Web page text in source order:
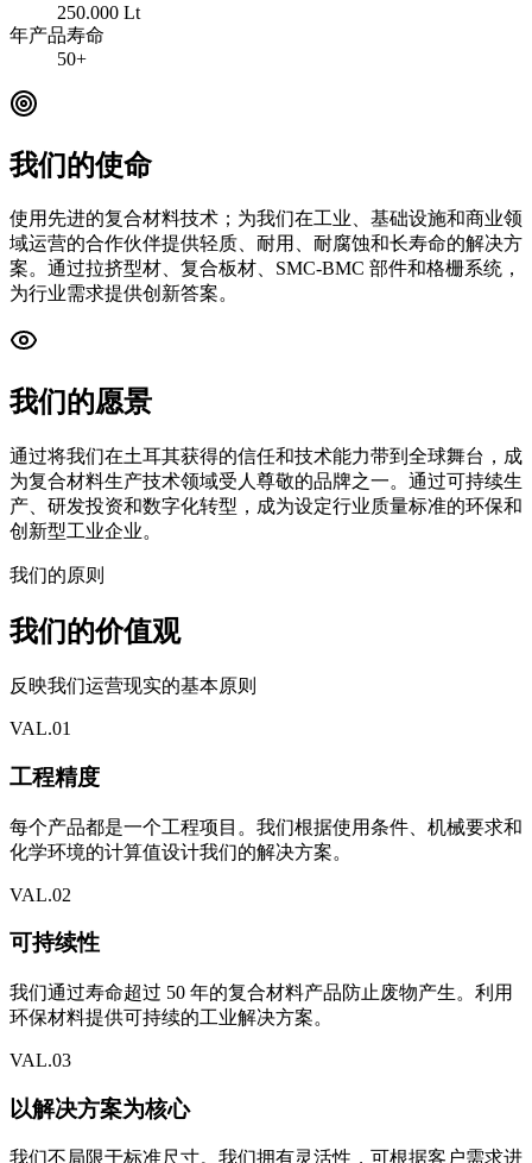
250.000 Lt
年产品寿命
50+
我们的使命
使用先进的复合材料技术；为我们在工业、基础设施和商业领
域运营的合作伙伴提供轻质、耐用、耐腐蚀和长寿命的解决方
案。通过拉挤型材、复合板材、SMC-BMC 部件和格栅系统，
为行业需求提供创新答案。
我们的愿景
通过将我们在土耳其获得的信任和技术能力带到全球舞台，成
为复合材料生产技术领域受人尊敬的品牌之一。通过可持续生
产、研发投资和数字化转型，成为设定行业质量标准的环保和
创新型工业企业。
我们的原则
我们的价值观
反映我们运营现实的基本原则
VAL.01
工程精度
每个产品都是一个工程项目。我们根据使用条件、机械要求和
化学环境的计算值设计我们的解决方案。
VAL.02
可持续性
我们通过寿命超过 50 年的复合材料产品防止废物产生。利用
环保材料提供可持续的工业解决方案。
VAL.03
以解决方案为核心
我们不局限于标准尺寸。我们拥有灵活性，可根据客户需求进